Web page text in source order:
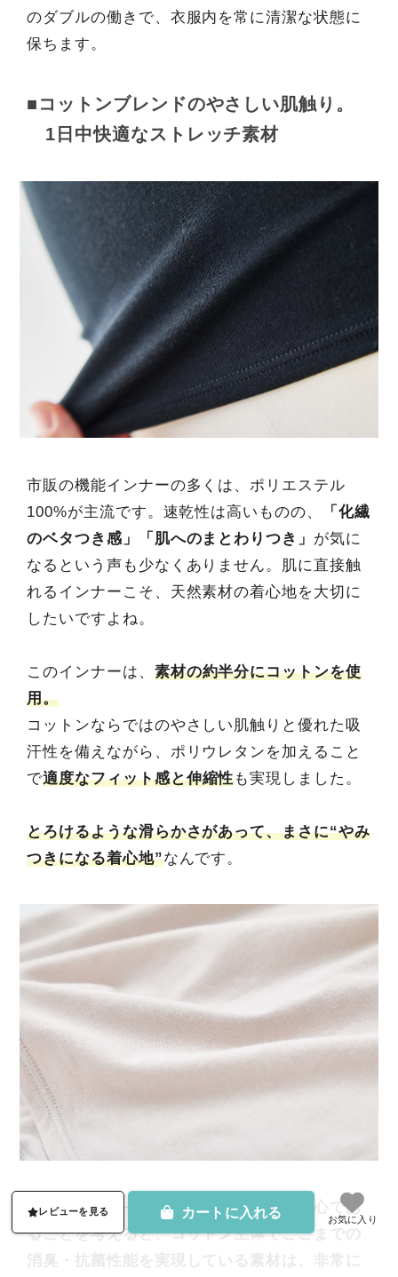
のダブルの働きで、衣服内を常に清潔な状態に
保ちます。
■コットンブレンドのやさしい肌触り。
1日中快適なストレッチ素材
市販の機能インナーの多くは、ポリエステル
100%が主流です。速乾性は高いものの、
「化繊
のベタつき感」「肌へのまとわりつき」 が気に
なるという声も少なくありません。肌に直接触
れるインナーこそ、天然素材の着心地を大切に
したいですよね。
このインナーは、 素材の約半分にコットンを使
用。
コットンならではのやさしい肌触りと優れた吸
汗性を備えながら、ポリウレタンを加えること
で適度なフィット感と伸縮性も実現しました。
とろけるような滑らかさがあって、まさに“やみ
つきになる着心地”なんです。
一般的な機能インナーがポリエステル中心であ
ることを考えると、コットン主体でここまでの
レビューを見る カートに入れる お気に入り